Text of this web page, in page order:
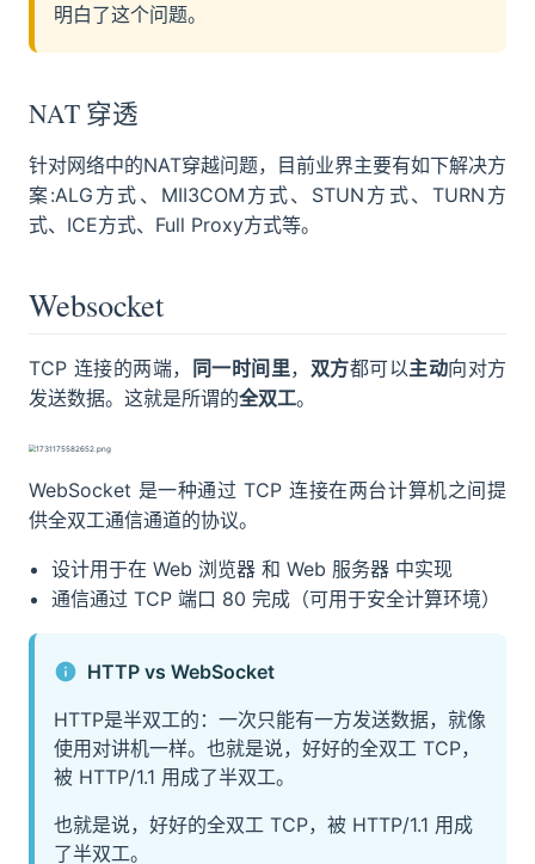
明白了这个问题。
NAT 穿透
针对网络中的NAT穿越问题，目前业界主要有如下解决方
案:ALG方式、MII3COM方式、STUN方式、TURN方
式、ICE方式、Full Proxy方式等。
Websocket
TCP 连接的两端， 同一时间里， 双方都可以主动向对方
发送数据。这就是所谓的全双工。
WebSocket 是一种通过 TCP 连接在两台计算机之间提
供全双工通信通道的协议。
设计用于在 Web 浏览器 和 Web 服务器 中实现
通信通过 TCP 端口 80 完成（可用于安全计算环境）
HTTP vs WebSocket
HTTP是半双工的：一次只能有一方发送数据，就像
使用对讲机一样。也就是说，好好的全双工 TCP，
被 HTTP/1.1 用成了半双工。
也就是说，好好的全双工 TCP，被 HTTP/1.1 用成
了半双工。